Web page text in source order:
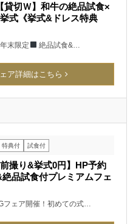
貸切Ｗ】和牛の絶品試食×
式《挙式&ドレス特典
末限定 絶品試食&…
ア詳細はこちら
特典付 試食付
撮り&挙式0円】HP予約
品試食付プレミアムフェ
フェア開催！初めての式…